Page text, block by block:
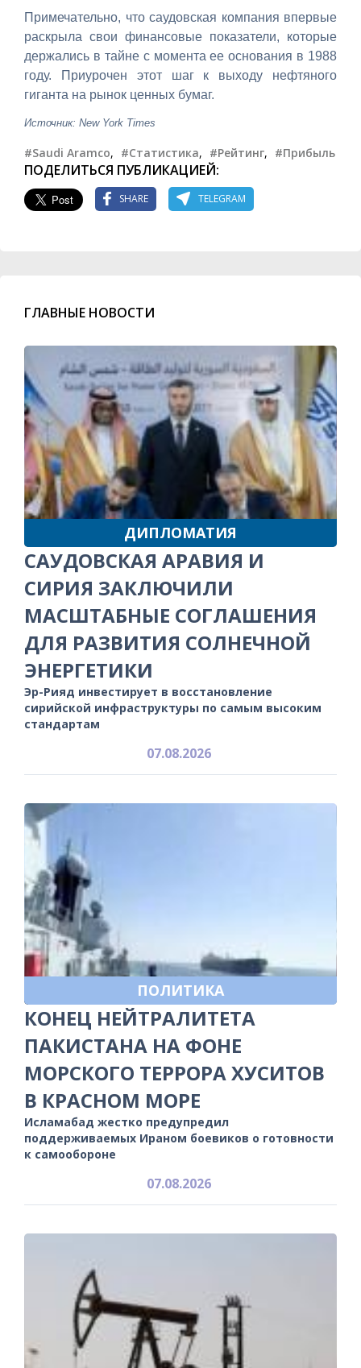
Примечательно, что саудовская компания впервые
раскрыла свои финансовые показатели, которые
держались в тайне с момента ее основания в 1988
году. Приурочен этот шаг к выходу нефтяного
гиганта на рынок ценных бумаг.
Источник: New York Times
#Saudi Aramco, #Статистика, #Рейтинг, #Прибыль
ПОДЕЛИТЬСЯ ПУБЛИКАЦИЕЙ:
SHARE TELEGRAM
ГЛАВНЫЕ НОВОСТИ
ДИПЛОМАТИЯ
САУДОВСКАЯ АРАВИЯ И
СИРИЯ ЗАКЛЮЧИЛИ
МАСШТАБНЫЕ СОГЛАШЕНИЯ
ДЛЯ РАЗВИТИЯ СОЛНЕЧНОЙ
ЭНЕРГЕТИКИ
Эр-Рияд инвестирует в восстановление
сирийской инфраструктуры по самым высоким
стандартам
07.08.2026
ПОЛИТИКА
КОНЕЦ НЕЙТРАЛИТЕТА
ПАКИСТАНА НА ФОНЕ
МОРСКОГО ТЕРРОРА ХУСИТОВ
В КРАСНОМ МОРЕ
Исламабад жестко предупредил
поддерживаемых Ираном боевиков о готовности
к самообороне
07.08.2026